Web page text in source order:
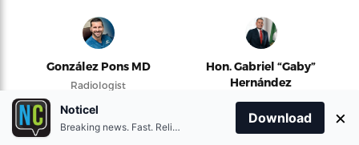
González Pons MD
Radiologist
Hon. Gabriel “Gaby”
Hernández
Alcalde de Camuy y
presidente de la Federación
de Alcaldes
Noticel
Breaking news. Fast. Reliable.
Download ×